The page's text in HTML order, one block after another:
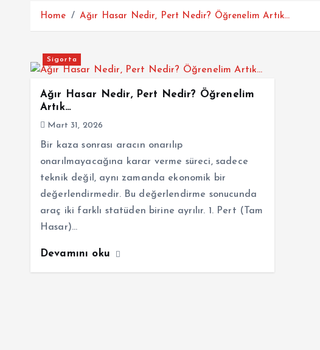
Home Ağır Hasar Nedir, Pert Nedir? Öğrenelim Artık…
Sigorta
Ağır Hasar Nedir, Pert Nedir? Öğrenelim
Artık…
Mart 31, 2026
Bir kaza sonrası aracın onarılıp
onarılmayacağına karar verme süreci, sadece
teknik değil, aynı zamanda ekonomik bir
değerlendirmedir. Bu değerlendirme sonucunda
araç iki farklı statüden birine ayrılır. 1. Pert (Tam
Hasar)…
Devamını oku